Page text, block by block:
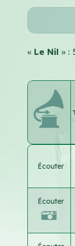
«Le Nil » :
Écouter
Écouter